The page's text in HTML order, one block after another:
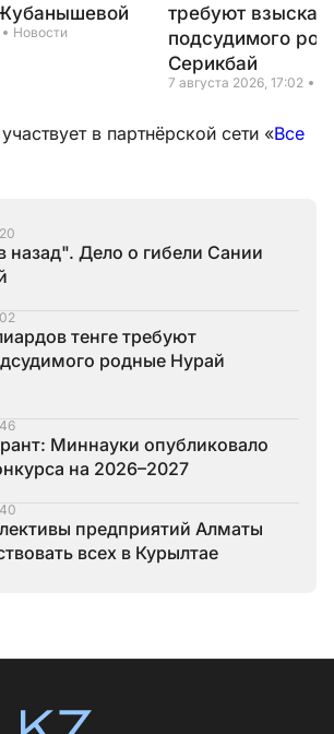
Новости
требуют
подсудимого
Серикбай
7 августа 2026, 17:02
в партнёрской сети «Все
назад". Дело о гибели Сании
тенге требуют
родные Нурай
Миннауки опубликовало
на 2026–2027
предприятий Алматы
всех в Курылтае